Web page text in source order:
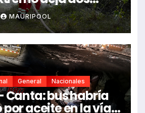
heridos
MAURIPOOL
General Nacionales
Canta: bus habría
aceite en la vía e